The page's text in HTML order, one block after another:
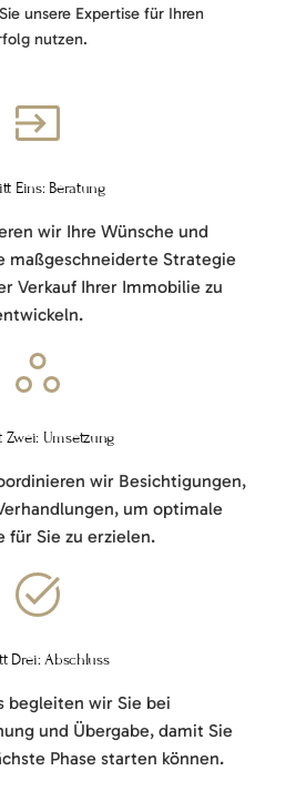
unsere Expertise für Ihren
nutzen.
Eins: Beratung
wir Ihre Wünsche und
maßgeschneiderte Strategie
Verkauf Ihrer Immobilie zu
Zwei: Umsetzung
wir Besichtigungen,
um optimale
für Sie zu erzielen.
Drei: Abschluss
begleiten wir Sie bei
und Übergabe, damit Sie
Phase starten können.